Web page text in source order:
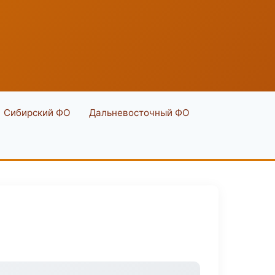
Сибирский ФО Дальневосточный ФО